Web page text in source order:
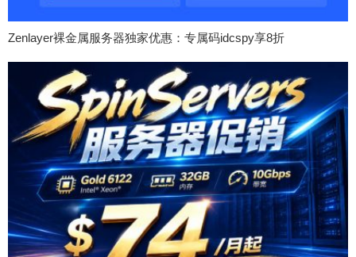
Zenlayer裸金属服务器独家优惠：专属码idcspy享8折